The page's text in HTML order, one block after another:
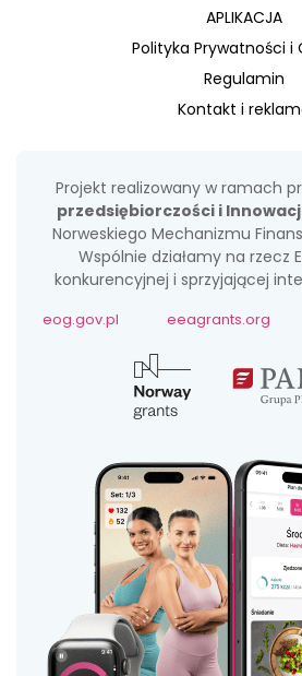
APLIKACJA
Polityka Prywatności i
Regulamin
Kontakt i
Projekt realizowany w ramach
przedsiębiorczości i
Norweskiego Mechanizmu
Wspólnie działamy na rzecz
konkurencyjnej i sprzyjającej
eog.gov.pl eeagrants.org